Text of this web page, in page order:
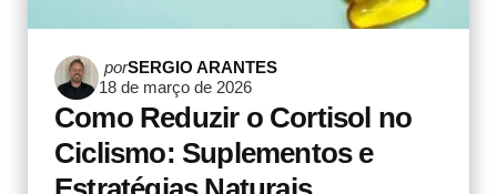
Postado
por
porSERGIO ARANTES
18 de março de 2026
Como Reduzir o Cortisol no
Ciclismo: Suplementos e